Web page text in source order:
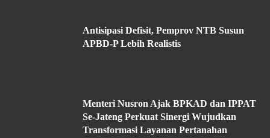
Antisipasi Defisit, Pemprov NTB Susun
APBD-P Lebih Realistis
Menteri Nusron Ajak BPKAD dan IPPAT
Se-Jateng Perkuat Sinergi Wujudkan
Transformasi Layanan Pertanahan